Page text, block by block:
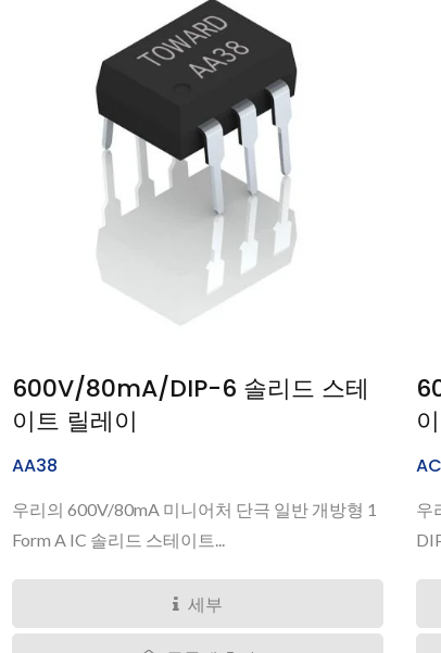
600V/80mA/DIP-6 솔리드 스테
이트 릴레이
AA38
우리의 600V/80mA 미니어처 단극 일반 개방형 1
Form A IC 솔리드 스테이트...
세부
우